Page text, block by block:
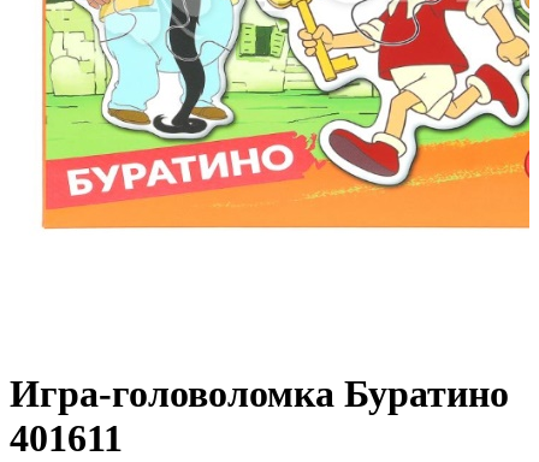
Игра-головоломка Буратино
401611